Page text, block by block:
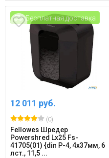
Бесплатная доставка
12 011 руб.
(0)
Fellowes Шредер
Powershred Lx25 Fs-
41705(01) {din P-4, 4х37мм, 6
лст., 11,5 ...